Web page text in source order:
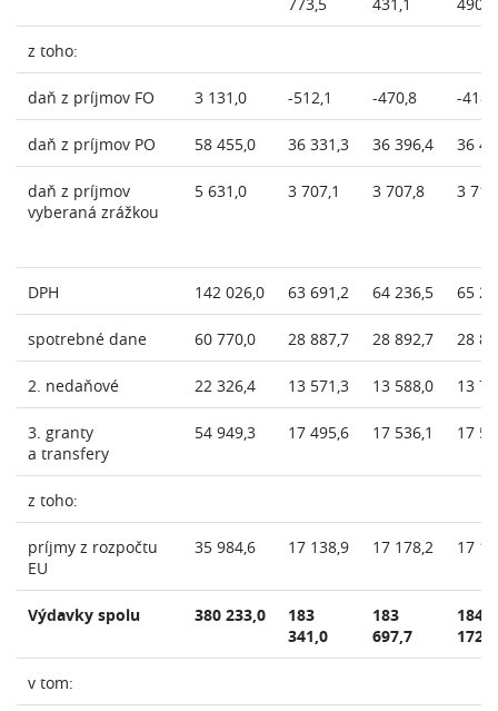
z toho:
daň z príjmov FO 3 131,0 -512,1 -470,8 -
daň z príjmov PO 58 455,0 36 331,3 36 396,4 36
daň z príjmov
vyberaná zrážkou
5 631,0 3 707,1 3 707,8 3
DPH 142 026,0 63 691,2 64 236,5 65
spotrebné dane 60 770,0 28 887,7 28 892,7 28
2. nedaňové 22 326,4 13 571,3 13 588,0 13
3. granty
a transfery
54 949,3 17 495,6 17 536,1 17
z toho:
príjmy z rozpočtu
EU
35 984,6 17 138,9 17 178,2 17
Výdavky spolu 380 233,0
183
341,0
183
697,7
184
172,4
v tom: